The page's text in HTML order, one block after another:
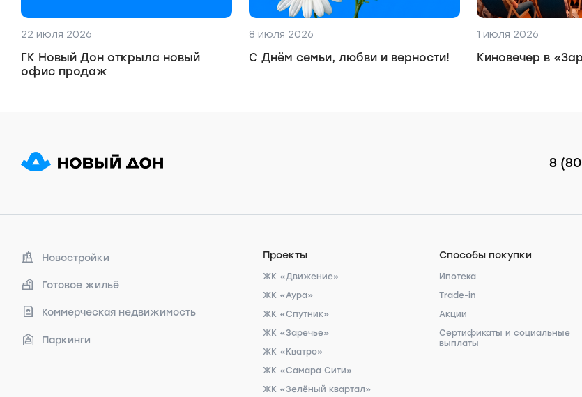
22 июля 2026
ГК Новый Дон открыла новый
офис продаж
8 июля 2026
С Днём семьи, любви и верности!
1 июля 2026
Киновечер в
8
Новостройки
Готовое жильё
Коммерческая недвижимость
Паркинги
Проекты
ЖК «Движение»
ЖК «Аура»
ЖК «Спутник»
ЖК «Заречье»
ЖК «Кватро»
ЖК «Самара Сити»
ЖК «Зелёный квартал»
Способы покупки
Ипотека
Trade-in
Акции
Сертификаты и социальные
выплаты